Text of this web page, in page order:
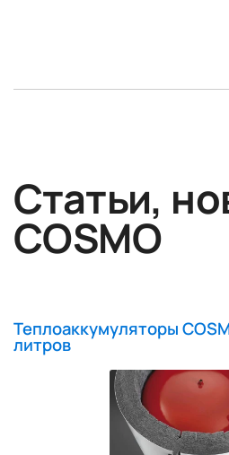
Статьи,
COSMO
Теплоаккумуляторы
литров